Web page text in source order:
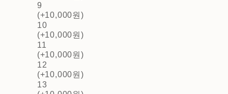
9
(+10,000원)
10
(+10,000원)
11
(+10,000원)
12
(+10,000원)
13